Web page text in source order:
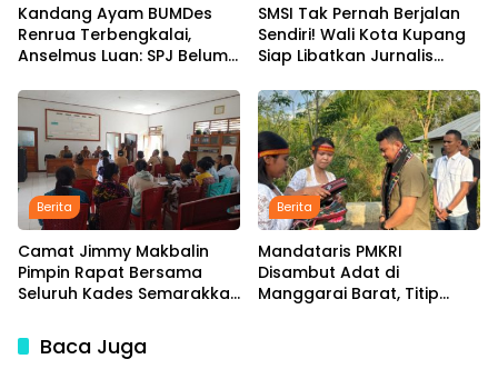
Kandang Ayam BUMDes
Renrua Terbengkalai,
Anselmus Luan: SPJ Belum
Desa Sejak Januari Belum
Dibayar
SMSI Tak Pernah Berjalan
Sendiri! Wali Kota Kupang
Siap Libatkan Jurnalis
Pemkot
Berita
Camat Jimmy Makbalin
Pimpin Rapat Bersama
Seluruh Kades Semarakkan
Instruksi Bupati SBS dan
Wabup HMS
Berita
Mandataris PMKRI
Disambut Adat di
Manggarai Barat, Titip
Baca Juga